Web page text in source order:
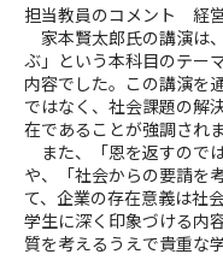
担当教員のコメント 経
家本賢太郎氏の講演は
ぶ」という本科目のテー
内容でした。この講演を
ではなく、社会課題の解
在であることが強調されま
また、「恩を返すので
や、「社会からの要請を
て、企業の存在意義は社
学生に深く印象づける内
質を考えるうえで貴重な